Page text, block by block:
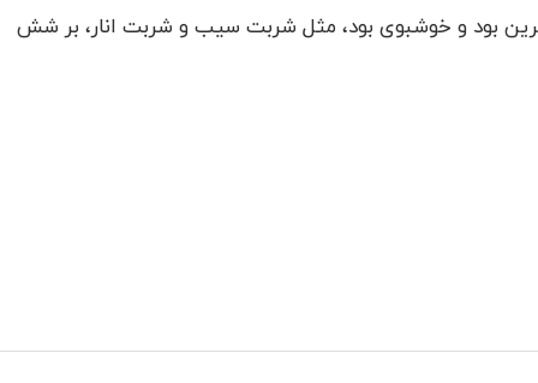
بود و خوشبوی بود، مثل شربت سیب و شربت انار، بر شش